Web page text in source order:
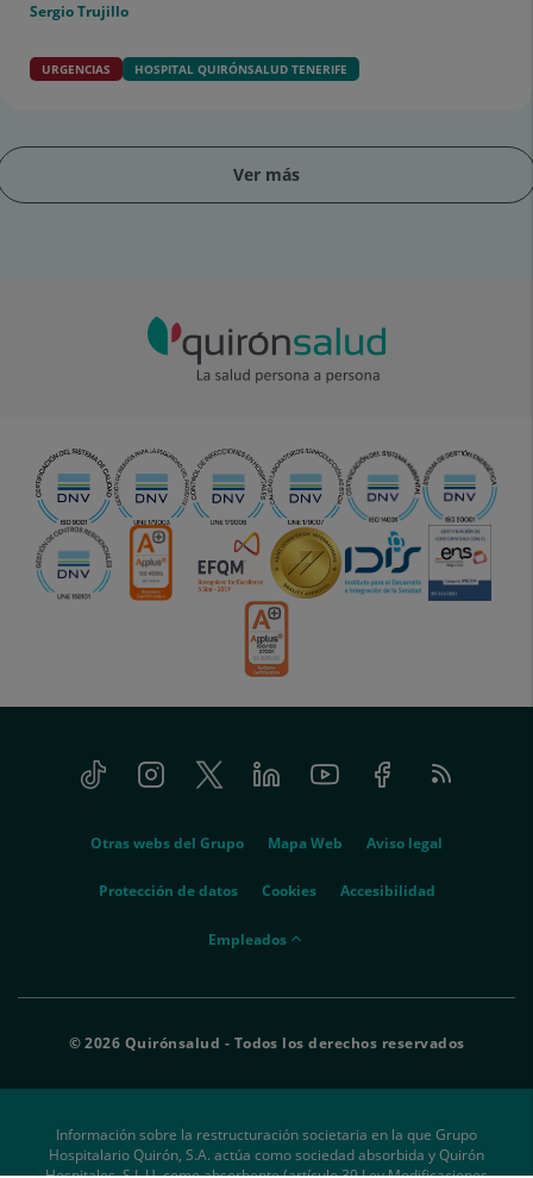
Sergio Trujillo
URGENCIAS HOSPITAL QUIRÓNSALUD TENERIFE
Ver más
Tiktok InstagramTwitter LinkedinYoutube FacebookFeed
RSS
Otras webs del Grupo Mapa Web Aviso legal
Protección de datos Cookies Accesibilidad
empleados
Empleados
© 2026 Quirónsalud - Todos los derechos reservados
Información sobre la restructuración societaria en la que Grupo
Hospitalario Quirón, S.A. actúa como sociedad absorbida y Quirón